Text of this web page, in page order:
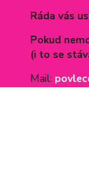
Ráda vás
Pokud
(i to se
Mail: